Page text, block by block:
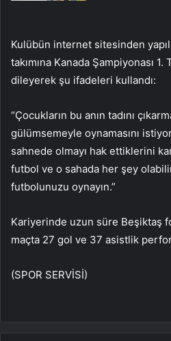
Kulübün internet sitesinden
takımına Kanada Şampiyonası 1.
dileyerek şu ifadeleri kullandı:
“Çocukların bu anın tadını
gülümsemeyle oynamasını
sahnede olmayı hak ettiklerini
futbol ve o sahada her şey olabilir.
futbolunuzu oynayın.”
Kariyerinde uzun süre Beşiktaş
maçta 27 gol ve 37 asistlik
(SPOR SERVİSİ)